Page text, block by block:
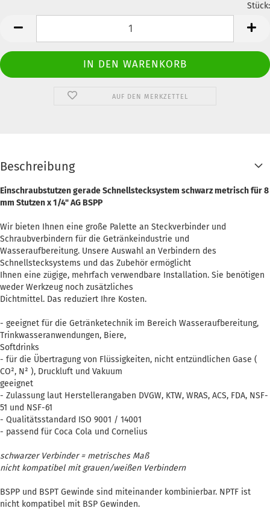
Stück:
AUF DEN MERKZETTEL
Beschreibung
Einschraubstutzen gerade Schnellstecksystem schwarz metrisch für 8
mm Stutzen x 1/4" AG BSPP
Wir bieten Ihnen eine große Palette an Steckverbinder und
Schraubverbindern für die Getränkeindustrie und
Wasseraufbereitung. Unsere Auswahl an Verbindern des
Schnellstecksystems und das Zubehör ermöglicht
Ihnen eine zügige, mehrfach verwendbare Installation. Sie benötigen
weder Werkzeug noch zusätzliches
Dichtmittel. Das reduziert Ihre Kosten.
- geeignet für die Getränketechnik im Bereich Wasseraufbereitung,
Trinkwasseranwendungen, Biere,
Softdrinks
- für die Übertragung von Flüssigkeiten, nicht entzündlichen Gase (
CO², N² ), Druckluft und Vakuum
geeignet
- Zulassung laut Herstellerangaben DVGW, KTW, WRAS, ACS, FDA, NSF-
51 und NSF-61
- Qualitätsstandard ISO 9001 / 14001
- passend für Coca Cola und Cornelius
schwarzer Verbinder = metrisches Maß
nicht kompatibel mit grauen/weißen Verbindern
BSPP und BSPT Gewinde sind miteinander kombinierbar. NPTF ist
nicht kompatibel mit BSP Gewinden.